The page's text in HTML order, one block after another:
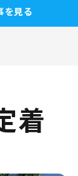
を見る
着